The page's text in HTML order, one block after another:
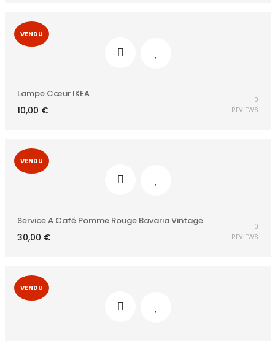
VENDU
Lampe Cœur IKEA
10,00 €
0
REVIEWS
VENDU
Service A Café Pomme Rouge Bavaria Vintage
30,00 €
0
REVIEWS
VENDU